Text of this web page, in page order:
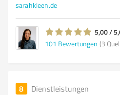
sarahkleen.de
5,00 /
101 Bewertungen (3
8 Dienstleistungen